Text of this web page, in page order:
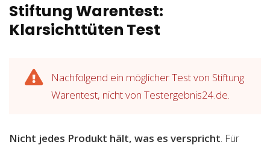
Stiftung Warentest:
Klarsichttüten Test
Nachfolgend ein möglicher Test von Stiftung
Warentest, nicht von Testergebnis24.de.
Nicht jedes Produkt hält, was es verspricht. Für